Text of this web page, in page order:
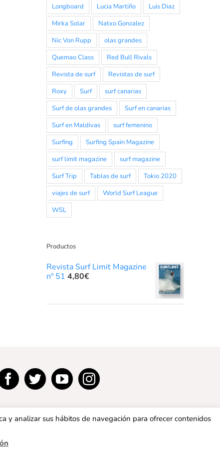
Longboard
Lucia Martiño
Luis Diaz
Mirka Solar
Natxo Gonzalez
Nic Von Rupp
olas grandes
Quemao Class
Red Bull Rivals
Revista de surf
Revistas de surf
Roxy
Surf
surf canarias
Surf de olas grandes
Surf en canarias
Surf en Maldivas
surf femenino
Surfing
Surfing Spain Magazine
surf limit magazine
surf magazine
Surf Trip
Tablas de surf
Tokio 2020
viajes de surf
World Surf League
WSL
Productos
Revista Surf Limit Magazine
nº 51 4,80€
y analizar sus hábitos de navegación para ofrecer contenidos